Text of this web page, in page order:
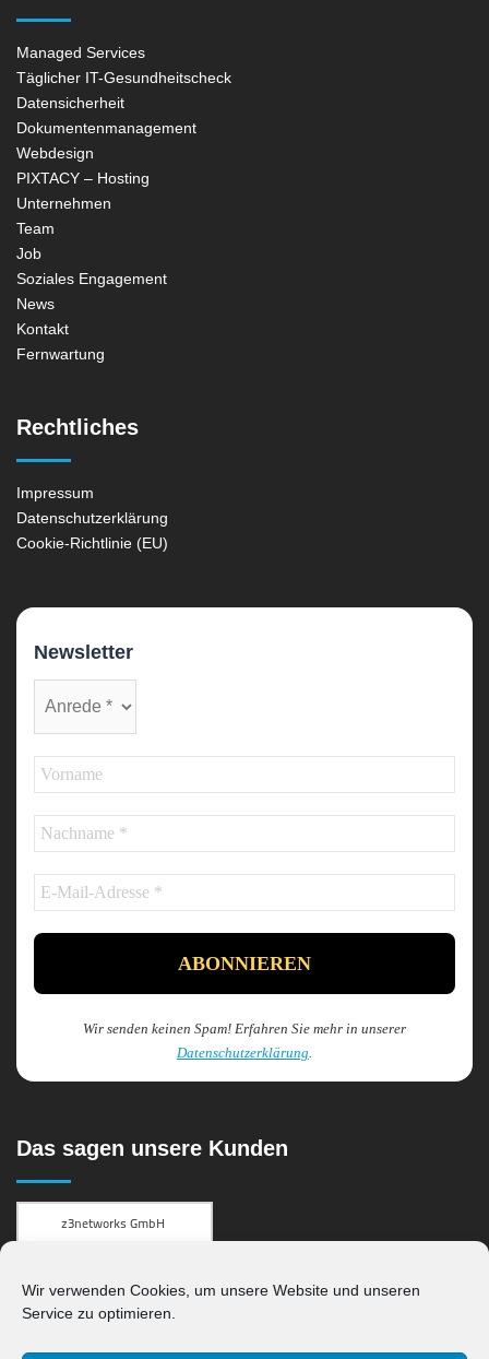
Wir verwenden Cookies, um unsere Website und unseren
Service zu optimieren.
Managed Services
Täglicher IT-Gesundheitscheck
Datensicherheit
Dokumentenmanagement
Webdesign
PIXTACY – Hosting
Unternehmen
Team
Job
Soziales Engagement
News
Kontakt
Fernwartung
Rechtliches
Impressum
Datenschutzerklärung
Cookie-Richtlinie (EU)
Newsletter
Wir senden keinen Spam! Erfahren Sie mehr in unserer
Datenschutzerklärung.
Das sagen unsere Kunden
Kundenbewertungen und Erfahrungen zu
ProvenExpert.com